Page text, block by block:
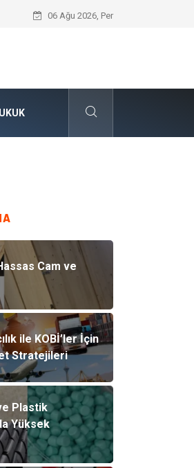
İnternetten Kıyafet Alırken Beden
06 Ağu 2026, Per
Cam ve
ile KOBİ’ler İçin
Stratejileri
Plastik
Yüksek